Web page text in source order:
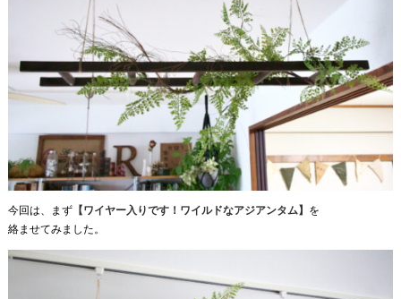
今回は、まず【ワイヤー入りです！ワイルドなアジアンタム】 を
絡ませてみました。